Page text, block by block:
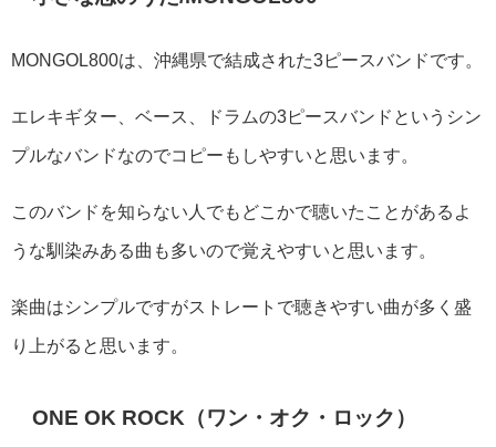
MONGOL800は、沖縄県で結成された3ピースバンドです。
エレキギター、ベース、ドラムの3ピースバンドというシン
プルなバンドなのでコピーもしやすいと思います。
このバンドを知らない人でもどこかで聴いたことがあるよ
うな馴染みある曲も多いので覚えやすいと思います。
楽曲はシンプルですがストレートで聴きやすい曲が多く盛
り上がると思います。
ONE OK ROCK（ワン・オク・ロック）